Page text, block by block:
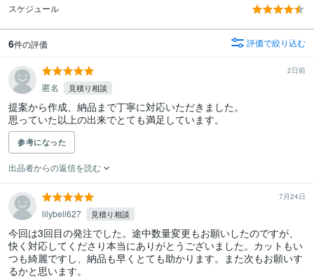
スケジュール
6件の評価 評価で絞り込む
2日前
匿名 見積り相談
提案から作成、納品まで丁寧に対応いただきました。
思っていた以上の出来でとても満足しています。
参考になった
出品者からの返信を読む
7月24日
lilybell627 見積り相談
今回は3回目の発注でした。途中数量変更もお願いしたのですが、
快く対応してくださり本当にありがとうございました。カットもい
つも綺麗ですし、納品も早くとても助かります。また次もお願いす
るかと思います。